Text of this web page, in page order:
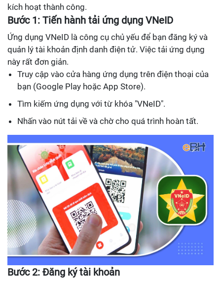
kích hoạt thành công.
Bước 1: Tiến hành tải ứng dụng VNeID
Ứng dụng VNeID là công cụ chủ yếu để bạn đăng ký và
quản lý tài khoản định danh điện tử. Việc tải ứng dụng
này rất đơn giản.
Truy cập vào cửa hàng ứng dụng trên điện thoại của
bạn (Google Play hoặc App Store).
Tìm kiếm ứng dụng với từ khóa "VNeID".
Nhấn vào nút tải về và chờ cho quá trình hoàn tất.
Bước 2: Đăng ký tài khoản